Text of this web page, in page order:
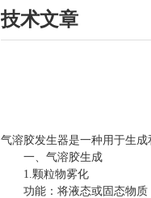
技术文章
气溶胶发生器是一种用于生
一、气溶胶生成
1.颗粒物雾化
功能：将液态或固态物质